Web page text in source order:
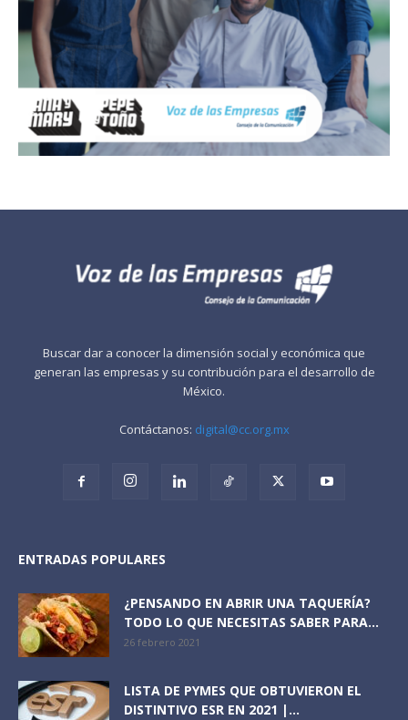
Buscar dar a conocer la dimensión social y económica que
generan las empresas y su contribución para el desarrollo de
México.
Contáctanos: digital@cc.org.mx
ENTRADAS POPULARES
¿PENSANDO EN ABRIR UNA TAQUERÍA?
TODO LO QUE NECESITAS SABER PARA...
26 febrero 2021
LISTA DE PYMES QUE OBTUVIERON EL
DISTINTIVO ESR EN 2021 |...